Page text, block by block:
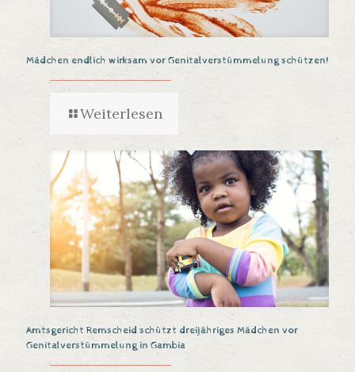
Mädchen endlich wirksam vor Genitalverstümmelung schützen!
Weiterlesen
Amtsgericht Remscheid schützt dreijähriges Mädchen vor
Genitalverstümmelung in Gambia